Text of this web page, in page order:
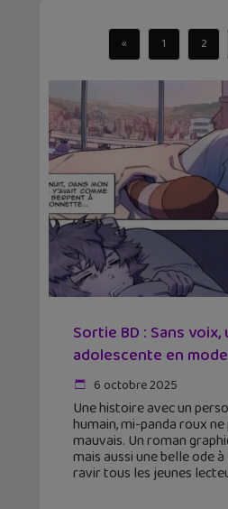
« 1 2
Sortie BD : Sans
adolescente en
6 octobre 2025
Une histoire avec un
humain, mi-panda roux
mauvais. Un roman
mais aussi une belle ode
ravir tous les jeunes